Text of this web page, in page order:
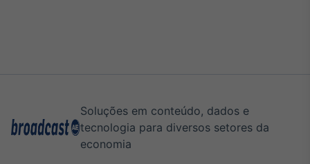
Soluções em conteúdo, dados e
tecnologia para diversos setores da
economia